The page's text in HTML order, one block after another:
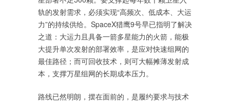
轨的发射需求，必须实现“高频次、低成本、大运
力”的持续供给。SpaceX猎鹰9号早已指明了解决
之道：大运力且具备一箭多星能力的火箭，能极
大提升单次发射的部署效率，是应对快速组网的
最佳路径；而可回收技术，则可大幅摊薄发射成
本，支撑万星组网的长期成本压力。
路线已然明朗，摆在面前的，是履约要求与技术